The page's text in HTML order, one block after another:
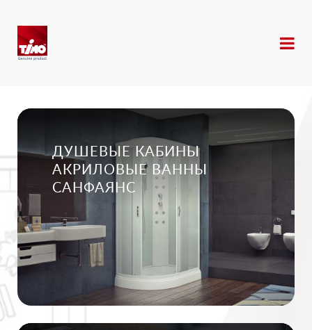
ДУШЕВЫЕ КАБИНЫ
АКРИЛОВЫЕ ВАННЫ
САНФАЯНС